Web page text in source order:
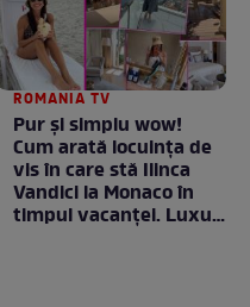
ROMANIA TV
Pur și simplu wow!
Cum arată locuința de
vis în care stă Ilinca
Vandici la Monaco în
timpul vacanței. Luxul